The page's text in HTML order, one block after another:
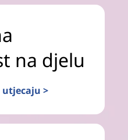
na djelu
utjecaju >